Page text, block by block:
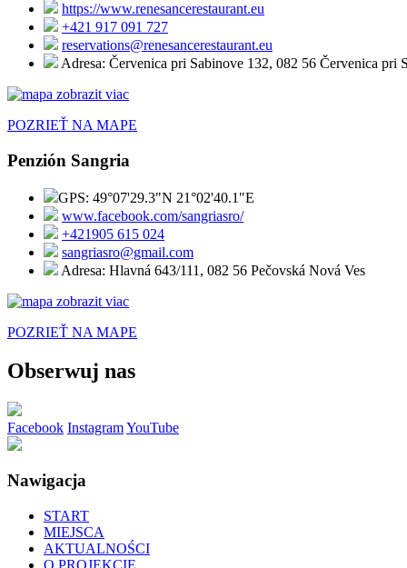
https://www.renesancerestaurant.eu
+421 917 091 727
reservations@renesancerestaurant.eu
Adresa: Červenica pri Sabinove 132, 082 56 Červenica pri
POZRIEŤ NA MAPE
Penzión Sangria
GPS: 49°07'29.3"N 21°02'40.1"E
www.facebook.com/sangriasro/
+421905 615 024
sangriasro@gmail.com
Adresa: Hlavná 643/111, 082 56 Pečovská Nová Ves
POZRIEŤ NA MAPE
Obserwuj nas
Facebook InstagramYouTube
Nawigacja
START
MIEJSCA
AKTUALNOŚCI